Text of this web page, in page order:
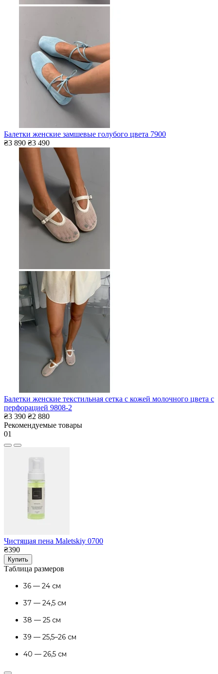
Балетки женские замшевые голубого цвета 7900
₴3 890 ₴3 490
Балетки женские текстильная сетка с кожей молочного цвета с
перфорацией 9808-2
₴3 390 ₴2 880
Рекомендуемые товары
01
Чистящая пена Maletskiy 0700
₴390
Купить
Таблица размеров
36 — 24 см
37 — 24,5 см
38 — 25 см
39 — 25,5–26 см
40 — 26,5 см